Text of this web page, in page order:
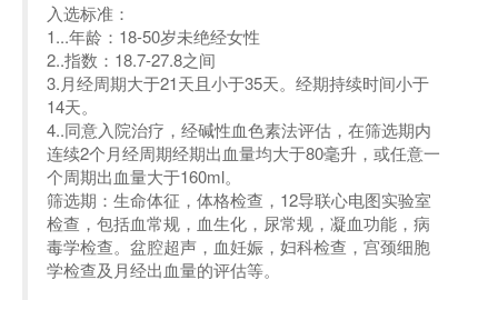
入选标准：
1...年龄：18-50岁未绝经女性
2..指数：18.7-27.8之间
3.月经周期大于21天且小于35天。经期持续时间小于
14天。
4..同意入院治疗，经碱性血色素法评估，在筛选期内
连续2个月经周期经期出血量均大于80毫升，或任意一
个周期出血量大于160ml。
筛选期：生命体征，体格检查，12导联心电图实验室
检查，包括血常规，血生化，尿常规，凝血功能，病
毒学检查。盆腔超声，血妊娠，妇科检查，宫颈细胞
学检查及月经出血量的评估等。